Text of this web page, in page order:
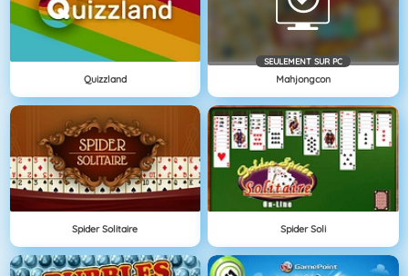
Quizzland
SEULEMENT SUR PC
Mahjongcon
Spider Solitaire Spider Soli